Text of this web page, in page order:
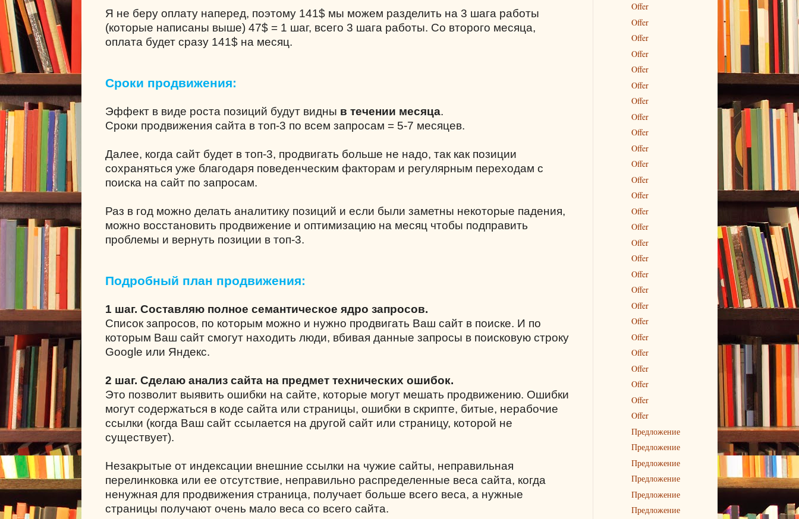
Я не беру оплату наперед, поэтому 141$ мы можем разделить на 3 шага работы
(которые написаны выше) 47$ = 1 шаг, всего 3 шага работы. Со второго месяца,
оплата будет сразу 141$ на месяц.
Сроки продвижения:
Эффект в виде роста позиций будут видны в течении месяца.
Сроки продвижения сайта в топ-3 по всем запросам = 5-7 месяцев.
Далее, когда сайт будет в топ-3, продвигать больше не надо, так как позиции
сохраняться уже благодаря поведенческим факторам и регулярным переходам с
поиска на сайт по запросам.
Раз в год можно делать аналитику позиций и если были заметны некоторые падения,
можно восстановить продвижение и оптимизацию на месяц чтобы подправить
проблемы и вернуть позиции в топ-3.
Подробный план продвижения:
1 шаг. Составляю полное семантическое ядро запросов.
Список запросов, по которым можно и нужно продвигать Ваш сайт в поиске. И по
которым Ваш сайт смогут находить люди, вбивая данные запросы в поисковую строку
Google или Яндекс.
2 шаг. Сделаю анализ сайта на предмет технических ошибок.
Это позволит выявить ошибки на сайте, которые могут мешать продвижению. Ошибки
могут содержаться в коде сайта или страницы, ошибки в скрипте, битые, нерабочие
ссылки (когда Ваш сайт ссылается на другой сайт или страницу, которой не
существует).
Незакрытые от индексации внешние ссылки на чужие сайты, неправильная
перелинковка или ее отсутствие, неправильно распределенные веса сайта, когда
ненужная для продвижения страница, получает больше всего веса, а нужные
страницы получают очень мало веса со всего сайта.
Offer
Offer
Offer
Offer
Offer
Offer
Offer
Offer
Offer
Offer
Offer
Offer
Offer
Offer
Offer
Offer
Offer
Offer
Offer
Offer
Offer
Offer
Offer
Offer
Offer
Offer
Offer
Предложение
Предложение
Предложение
Предложение
Предложение
Предложение